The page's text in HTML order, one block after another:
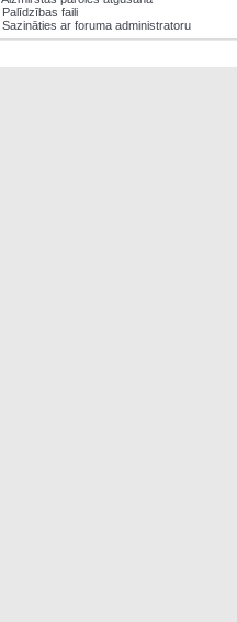
Palīdzības faili
Sazināties ar foruma administratoru